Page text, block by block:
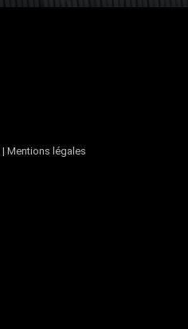
| Mentions légales